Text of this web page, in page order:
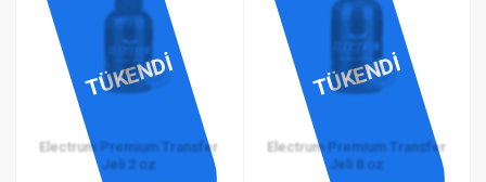
TÜKENDİ
Electrum Premium Transfer
Jeli 2 oz
TÜKENDİ
Electrum Premium Transfer
Jeli 8 oz